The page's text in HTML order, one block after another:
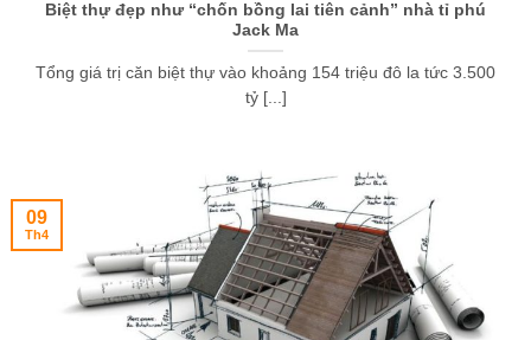
Biệt thự đẹp như “chốn bồng lai tiên cảnh” nhà tỉ phú
Jack Ma
Tổng giá trị căn biệt thự vào khoảng 154 triệu đô la tức 3.500
tỷ [...]
09
Th4